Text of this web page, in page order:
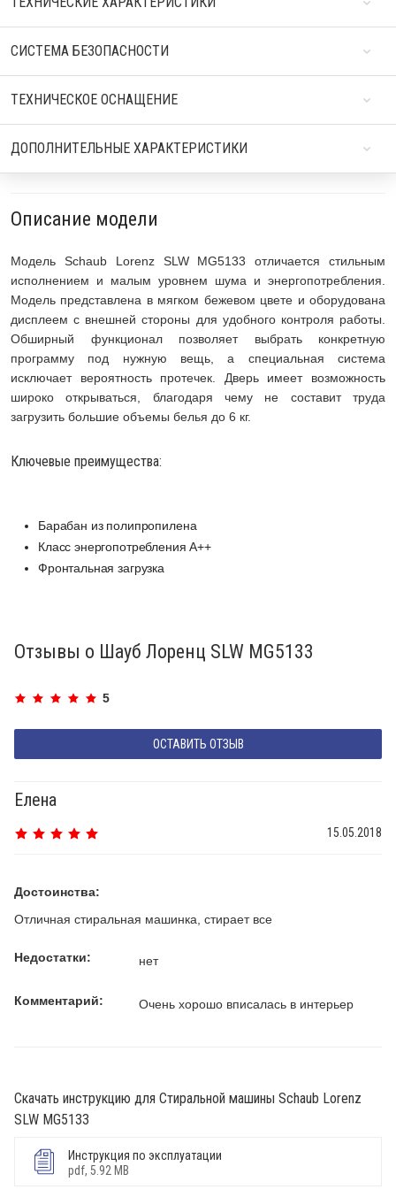
СИСТЕМА БЕЗОПАСНОСТИ
ТЕХНИЧЕСКОЕ ОСНАЩЕНИЕ
ДОПОЛНИТЕЛЬНЫЕ ХАРАКТЕРИСТИКИ
Описание модели
Модель Schaub Lorenz SLW MG5133 отличается стильным
исполнением и малым уровнем шума и энергопотребления.
Модель представлена в мягком бежевом цвете и оборудована
дисплеем с внешней стороны для удобного контроля работы.
Обширный функционал позволяет выбрать конкретную
программу под нужную вещь, а специальная система
исключает вероятность протечек. Дверь имеет возможность
широко открываться, благодаря чему не составит труда
загрузить большие объемы белья до 6 кг.
Ключевые преимущества:
Барабан из полипропилена
Класс энергопотребления А++
Фронтальная загрузка
Отзывы о Шауб Лоренц SLW MG5133
ОСТАВИТЬ ОТЗЫВ
5
Елена
15.05.2018
Достоинства:
Отличная стиральная машинка, стирает все
Недостатки: нет
Комментарий: Очень хорошо вписалась в интерьер
Скачать инструкцию для Стиральной машины Schaub Lorenz
SLW MG5133
Инструкция по эксплуатации
pdf, 5.92 MB